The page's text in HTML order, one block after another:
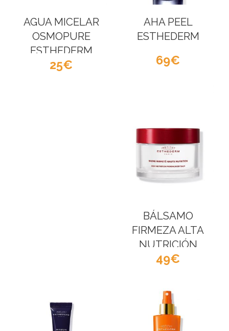
AGUA MICELAR
OSMOPURE
ESTHEDERM
25
AHA PEEL
ESTHEDERM
69
BÁLSAMO
FIRMEZA ALTA
NUTRICIÓN
ESTHEDERM
49